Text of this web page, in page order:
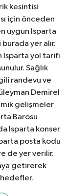
kesintisi
için önceden
uygun Isparta
yer alır.
Isparta yol tarifi
Sağlık
randevu ve
Demirel
gelişmeler
Barosu
Isparta konser
posta kodu
de yer verilir.
getirerek
hedefler.